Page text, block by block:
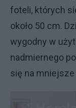
foteli, których
około 50 cm.
wygodny w
nadmiernego
się na mniejsze